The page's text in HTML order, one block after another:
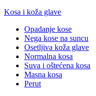
Kosa i koža glave
Opadanje kose
Nega kose na suncu
Osetljiva koža glave
Normalna kosa
Suva i oštećena kosa
Masna kosa
Perut